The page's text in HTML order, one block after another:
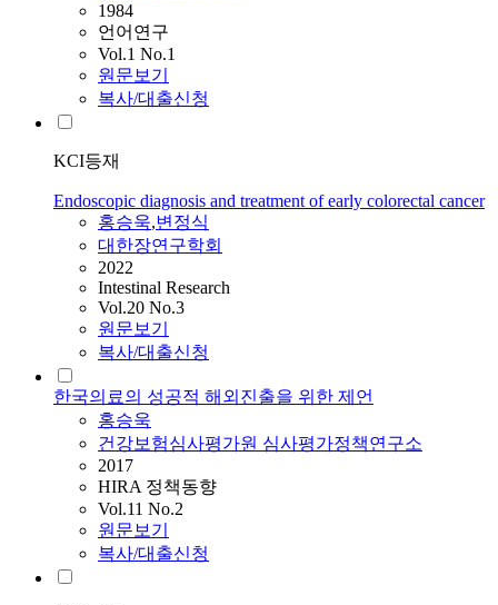
1984
언어연구
Vol.1 No.1
원문보기
복사/대출신청
KCI등재
Endoscopic diagnosis and treatment of early colorectal cancer
홍승욱,변정식
대한장연구학회
2022
Intestinal Research
Vol.20 No.3
원문보기
복사/대출신청
한국의료의 성공적 해외진출을 위한 제언
홍승욱
건강보험심사평가원 심사평가정책연구소
2017
HIRA 정책동향
Vol.11 No.2
원문보기
복사/대출신청